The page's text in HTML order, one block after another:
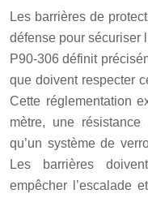
Les barrières de
défense pour sécuriser
P90-306 définit
que doivent respecter
Cette réglementation
mètre, une
qu’un système de
Les barrières
empêcher l’escalade